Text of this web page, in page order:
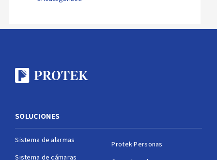
SOLUCIONES
Sistema de alarmas
Sistema de cámaras
Protek Personas